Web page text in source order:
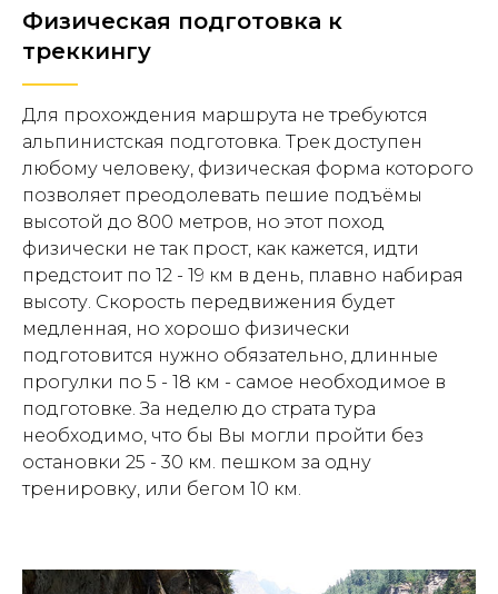
Физическая подготовка к
треккингу
Для прохождения маршрута не требуются
альпинистская подготовка. Трек доступен
любому человеку, физическая форма которого
позволяет преодолевать пешие подъёмы
высотой до 800 метров, но этот поход
физически не так прост, как кажется, идти
предстоит по 12 - 19 км в день, плавно набирая
высоту. Скорость передвижения будет
медленная, но хорошо физически
подготовится нужно обязательно, длинные
прогулки по 5 - 18 км - самое необходимое в
подготовке. За неделю до страта тура
необходимо, что бы Вы могли пройти без
остановки 25 - 30 км. пешком за одну
тренировку, или бегом 10 км.